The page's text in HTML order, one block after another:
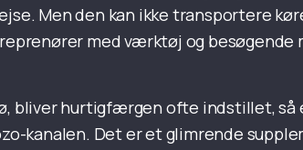
Men den kan ikke transportere
med værktøj og besøgende
bliver hurtigfærgen ofte indstillet, så
kanalen. Det er et glimrende